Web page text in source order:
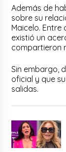
Además de
sobre su
Maicelo.
existió un
compartieron
Sin embargo,
oficial y que
salidas.